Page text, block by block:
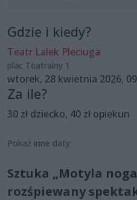
Gdzie i kiedy?
Teatr Lalek Pleciuga
plac Teatralny 1
wtorek, 28 kwietnia 2026,
Za ile?
30 zł dziecko, 40 zł opiekun
Pokaż inne daty
Sztuka „Motyla
rozśpiewany